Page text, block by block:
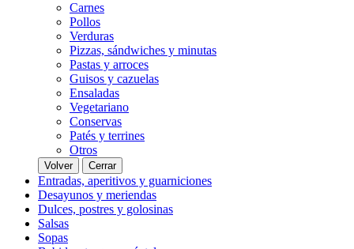
Carnes
Pollos
Verduras
Pizzas, sándwiches y minutas
Pastas y arroces
Guisos y cazuelas
Ensaladas
Vegetariano
Conservas
Patés y terrines
Otros
Volver Cerrar
Entradas, aperitivos y guarniciones
Desayunos y meriendas
Dulces, postres y golosinas
Salsas
Sopas